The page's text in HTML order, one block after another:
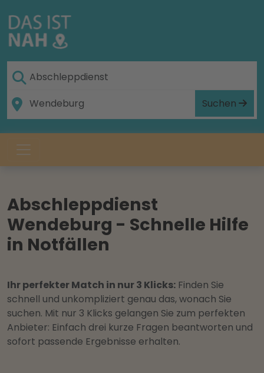
Suchen
Abschleppdienst
Wendeburg - Schnelle Hilfe
in Notfällen
Ihr perfekter Match in nur 3 Klicks: Finden Sie
schnell und unkompliziert genau das, wonach Sie
suchen. Mit nur 3 Klicks gelangen Sie zum perfekten
Anbieter: Einfach drei kurze Fragen beantworten und
sofort passende Ergebnisse erhalten.